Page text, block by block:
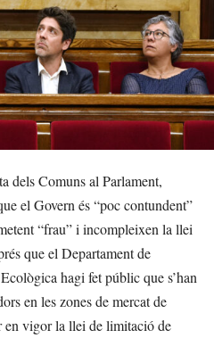
dels Comuns al Parlament,
el Govern és “poc contundent”
“frau” i incompleixen la llei
que el Departament de
hagi fet públic que s’han
en les zones de mercat de
en vigor la llei de limitació de